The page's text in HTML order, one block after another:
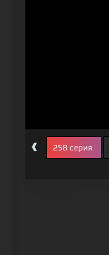
‹
257 серия 258 серия